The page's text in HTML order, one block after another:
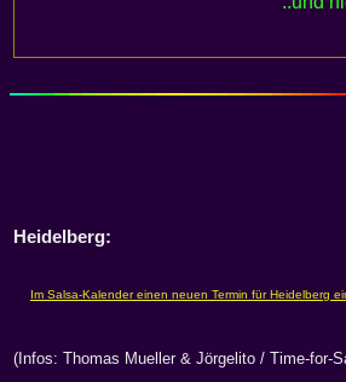
Heidelberg:
(Infos: Thomas Mueller & Jörgelito / Time-for-